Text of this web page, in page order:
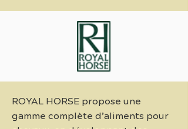
ROYAL HORSE propose une
gamme complète d’aliments pour